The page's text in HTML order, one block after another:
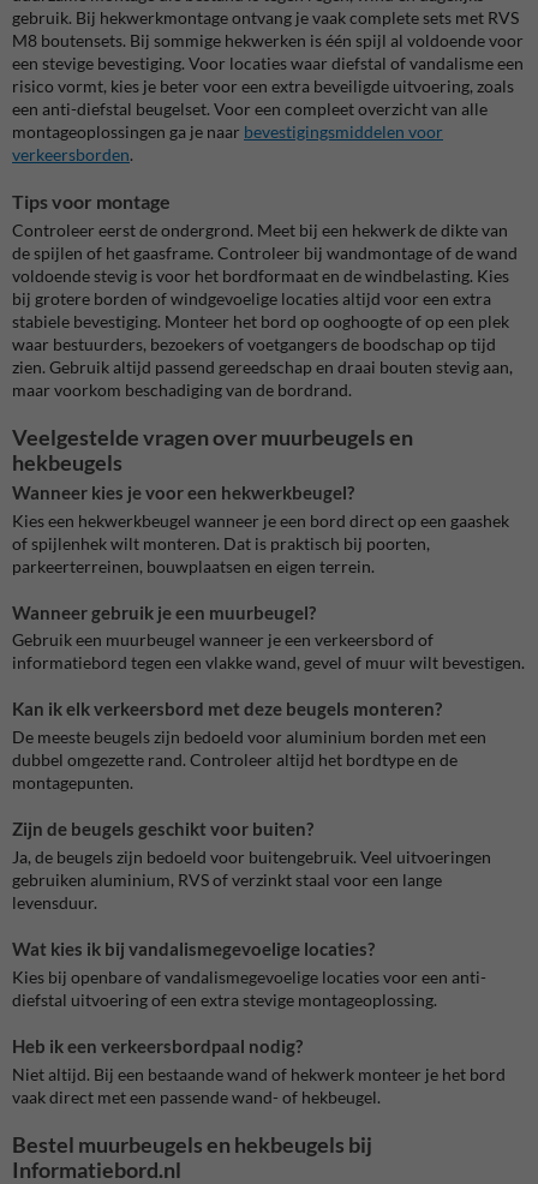
gebruik. Bij hekwerkmontage ontvang je vaak complete sets met RVS
M8 boutensets. Bij sommige hekwerken is één spijl al voldoende voor
een stevige bevestiging. Voor locaties waar diefstal of vandalisme een
risico vormt, kies je beter voor een extra beveiligde uitvoering, zoals
een anti-diefstal beugelset. Voor een compleet overzicht van alle
montageoplossingen ga je naar bevestigingsmiddelen voor
verkeersborden.
Tips voor montage
Controleer eerst de ondergrond. Meet bij een hekwerk de dikte van
de spijlen of het gaasframe. Controleer bij wandmontage of de wand
voldoende stevig is voor het bordformaat en de windbelasting. Kies
bij grotere borden of windgevoelige locaties altijd voor een extra
stabiele bevestiging. Monteer het bord op ooghoogte of op een plek
waar bestuurders, bezoekers of voetgangers de boodschap op tijd
zien. Gebruik altijd passend gereedschap en draai bouten stevig aan,
maar voorkom beschadiging van de bordrand.
Veelgestelde vragen over muurbeugels en
hekbeugels
Wanneer kies je voor een hekwerkbeugel?
Kies een hekwerkbeugel wanneer je een bord direct op een gaashek
of spijlenhek wilt monteren. Dat is praktisch bij poorten,
parkeerterreinen, bouwplaatsen en eigen terrein.
Wanneer gebruik je een muurbeugel?
Gebruik een muurbeugel wanneer je een verkeersbord of
informatiebord tegen een vlakke wand, gevel of muur wilt bevestigen.
Kan ik elk verkeersbord met deze beugels monteren?
De meeste beugels zijn bedoeld voor aluminium borden met een
dubbel omgezette rand. Controleer altijd het bordtype en de
montagepunten.
Zijn de beugels geschikt voor buiten?
Ja, de beugels zijn bedoeld voor buitengebruik. Veel uitvoeringen
gebruiken aluminium, RVS of verzinkt staal voor een lange
levensduur.
Wat kies ik bij vandalismegevoelige locaties?
Kies bij openbare of vandalismegevoelige locaties voor een anti-
diefstal uitvoering of een extra stevige montageoplossing.
Heb ik een verkeersbordpaal nodig?
Niet altijd. Bij een bestaande wand of hekwerk monteer je het bord
vaak direct met een passende wand- of hekbeugel.
Bestel muurbeugels en hekbeugels bij
Informatiebord.nl